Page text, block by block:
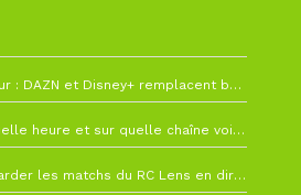
La Liga change de diffuseur : DAZN et Disney+ remplacent beIN Sports !
RC Lens – Villarreal : à quelle heure et sur quelle chaîne voir la finale de la Como Cup ?
Como Cup : comment regarder les matchs du RC Lens en direct ?